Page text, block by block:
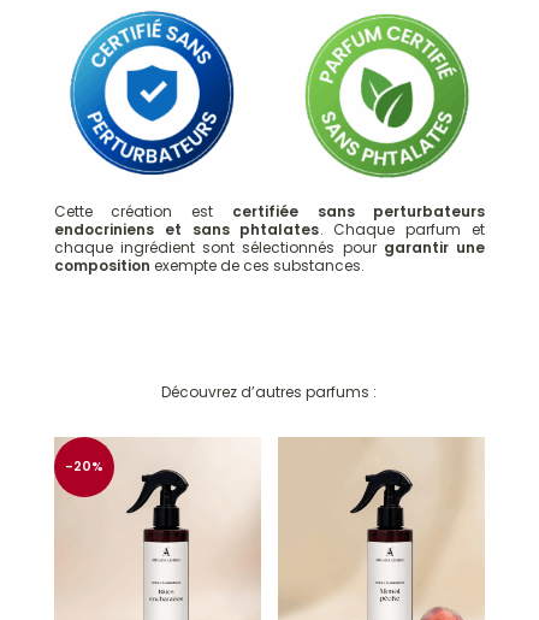
Cette création est certifiée sans perturbateurs
endocriniens et sans phtalates. Chaque parfum et
chaque ingrédient sont sélectionnés pour garantir une
composition exempte de ces substances.
Découvrez d’autres parfums :
-20%